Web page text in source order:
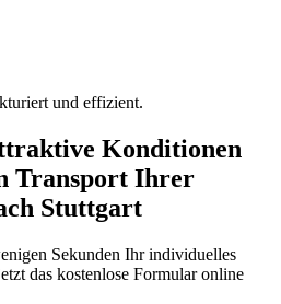
und effizient.
Konditionen
Transport Ihrer
Stuttgart
Sekunden Ihr individuelles
das kostenlose Formular online